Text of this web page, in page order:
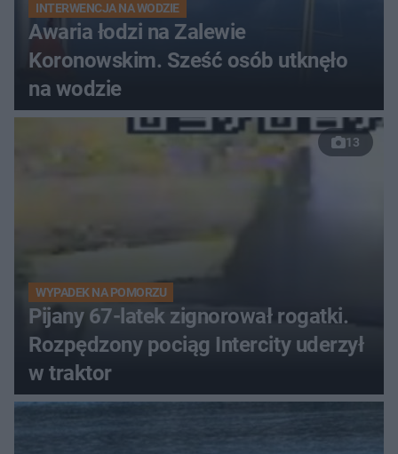
INTERWENCJA NA WODZIE
Awaria łodzi na Zalewie
Koronowskim. Sześć osób utknęło
na wodzie
13
WYPADEK NA POMORZU
Pijany 67-latek zignorował rogatki.
Rozpędzony pociąg Intercity uderzył
w traktor